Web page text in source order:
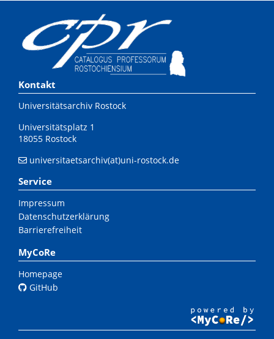
Kontakt
Universitätsarchiv Rostock
Universitätsplatz 1
18055 Rostock
universitaetsarchiv(at)uni-rostock.de
Service
Impressum
Datenschutzerklärung
Barrierefreiheit
MyCoRe
Homepage
GitHub